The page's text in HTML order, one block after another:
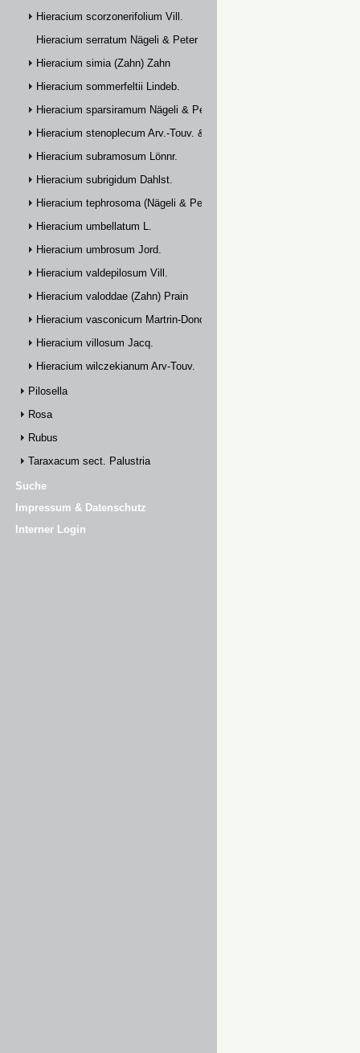
Hieracium scorzonerifolium Vill.
Hieracium serratum Nägeli & Peter
Hieracium simia (Zahn) Zahn
Hieracium sommerfeltii Lindeb.
Hieracium sparsiramum Nägeli & Peter
Hieracium stenoplecum Arv.-Touv. & Huter
Hieracium subramosum Lönnr.
Hieracium subrigidum Dahlst.
Hieracium tephrosoma (Nägeli & Peter) Zahn
Hieracium umbellatum L.
Hieracium umbrosum Jord.
Hieracium valdepilosum Vill.
Hieracium valoddae (Zahn) Prain
Hieracium vasconicum Martrin-Donos
Hieracium villosum Jacq.
Hieracium wilczekianum Arv-Touv.
Pilosella
Rosa
Rubus
Taraxacum sect. Palustria
Suche
Impressum & Datenschutz
Interner Login